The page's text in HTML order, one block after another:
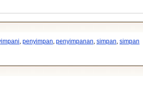
penyimpan penyimpanan simpan simpan